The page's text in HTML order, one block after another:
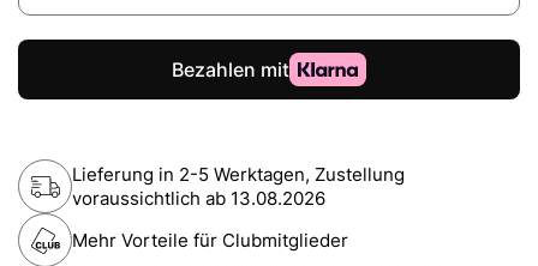
Lieferung in 2-5 Werktagen, Zustellung
voraussichtlich ab 13.08.2026
Mehr Vorteile für Clubmitglieder